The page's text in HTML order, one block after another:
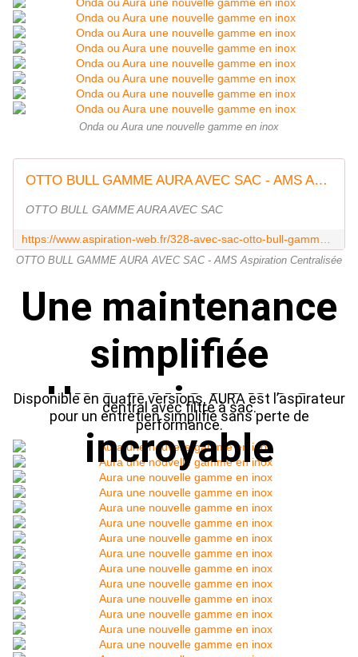
Onda ou Aura une nouvelle gamme en inox
OTTO BULL GAMME AURA AVEC SAC - AMS Aspiration Centralisée
OTTO BULL GAMME AURA AVEC SAC
OTTO BULL GAMME AURA AVEC SAC - AMS Aspiration Centralisée
Une maintenance
simplifiée
Une puissance
incroyable
Disponible en quatre versions, AURA est l’aspirateur
central avec filtre à sac.
pour un entretien simplifié sans perte de
performance.